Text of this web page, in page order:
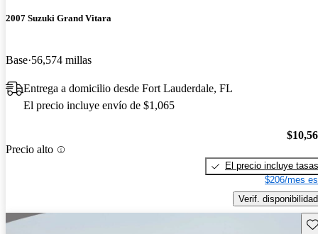
2007 Suzuki Grand Vitara
Base 56,574 millas
Entrega a domicilio desde Fort Lauderdale, FL
El precio incluye envío de $1,065
Precio alto
El precio incluye tasas
$206/mes
Verif. disponibilidad